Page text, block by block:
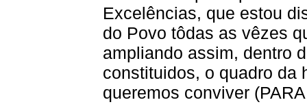
Excelências, que estou
do Povo tôdas as vêzes
ampliando assim, dentro
constituidos, o quadro da
queremos conviver